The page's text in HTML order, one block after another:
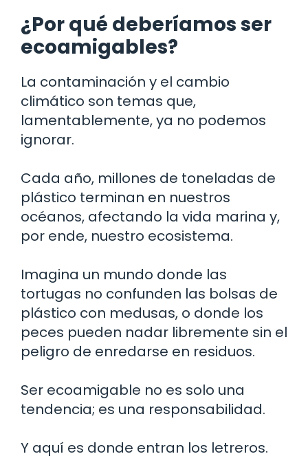
¿Por qué deberíamos ser
ecoamigables?
La contaminación y el cambio
climático son temas que,
lamentablemente, ya no podemos
ignorar.
Cada año, millones de toneladas de
plástico terminan en nuestros
océanos, afectando la vida marina y,
por ende, nuestro ecosistema.
Imagina un mundo donde las
tortugas no confunden las bolsas de
plástico con medusas, o donde los
peces pueden nadar libremente sin el
peligro de enredarse en residuos.
Ser ecoamigable no es solo una
tendencia; es una responsabilidad.
Y aquí es donde entran los letreros.